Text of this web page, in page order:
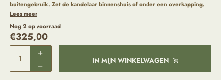
buitengebruik. Zet de kandelaar binnenshuis of onder een overkapping.
Lees meer
Nog 2 op voorraad
€325,00
IN MIJN WINKELWAGEN